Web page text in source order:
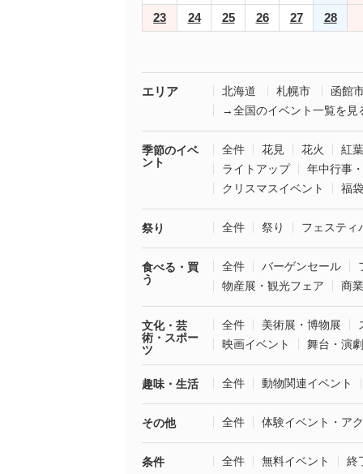
23
24 25 26 27 28
エリア 北海道 札幌市
函館
→全国のイベント一覧を見
季節のイベ
ント
全件 花見 花火
紅葉
ライトアップ
年中行事
クリスマスイベント
福
祭り 全件 祭り フェスティ
食べる・買
う
全件 バーゲンセール
物産展・観光フェア
商
文化・芸
術・スポー
ツ
全件 美術展・博物展
映画イベント
舞台・演劇
趣味・生活 全件 動物関連イベント
その他 全件 体験イベント・ア
条件 全件 無料イベント 終